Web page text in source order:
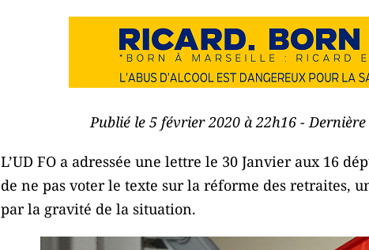
Publié le 5 février 2020 à 22h16 -
L’UD FO a adressée une lettre le 30 Janvier aux 16
de ne pas voter le texte sur la réforme des retraites,
par la gravité de la situation.